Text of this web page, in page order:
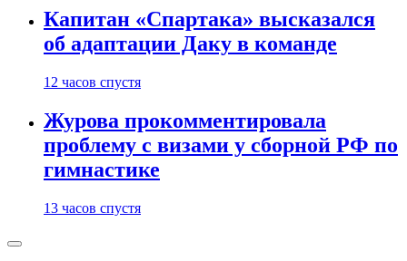
Капитан «Спартака» высказался
об адаптации Даку в команде
12 часов спустя
Журова прокомментировала
проблему с визами у сборной РФ по
гимнастике
13 часов спустя